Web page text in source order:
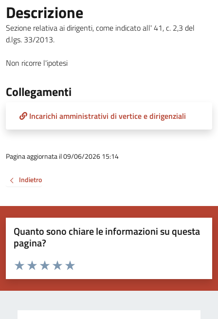
Descrizione
Sezione relativa ai dirigenti, come indicato all' 41, c. 2,3 del
d.lgs. 33/2013.
Non ricorre l'ipotesi
Collegamenti
Incarichi amministrativi di vertice e dirigenziali
Pagina aggiornata il 09/06/2026 15:14
Indietro
Quanto sono chiare le informazioni su questa
pagina?
Valuta da 1 a 5 stelle la pagina
Valuta 5 stelle su 5
Valuta 4 stelle su 5
Valuta 3 stelle su 5
Valuta 2 stelle su 5
Valuta 1 stelle su 5